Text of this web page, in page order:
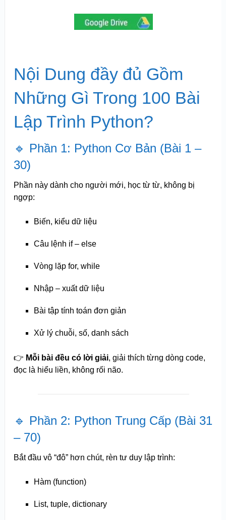
Nội Dung đầy đủ Gồm
Những Gì Trong 100 Bài
Lập Trình Python?
🔹 Phần 1: Python Cơ Bản (Bài 1 –
30)
Phần này dành cho người mới, học từ từ, không bị
ngợp:
Biến, kiểu dữ liệu
Câu lệnh if – else
Vòng lặp for, while
Nhập – xuất dữ liệu
Bài tập tính toán đơn giản
Xử lý chuỗi, số, danh sách
👉 Mỗi bài đều có lời giải, giải thích từng dòng code,
đọc là hiểu liền, không rối não.
🔹 Phần 2: Python Trung Cấp (Bài 31
– 70)
Bắt đầu vô “đô” hơn chút, rèn tư duy lập trình:
Hàm (function)
List, tuple, dictionary